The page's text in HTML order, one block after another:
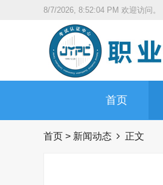
8/7/2026, 8:52:05 PM 欢迎访问。
首页
首页 > 新闻动态 正文